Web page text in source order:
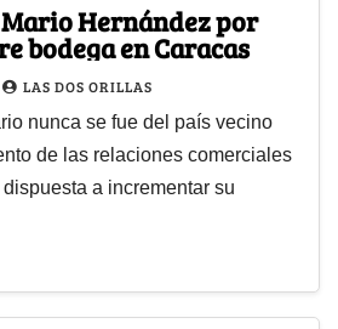
Hernández por
bodega en Caracas
LAS DOS ORILLAS
nunca se fue del país vecino
de las relaciones comerciales
a incrementar su